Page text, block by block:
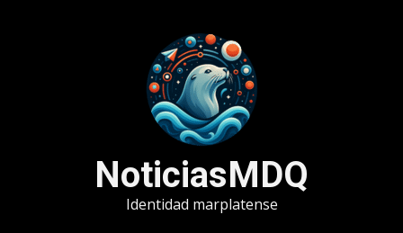
NoticiasMDQ
Identidad marplatense